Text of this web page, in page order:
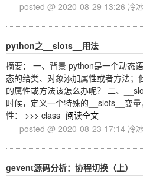
posted @ 2020-08-29 13:26 冷
python之__slots__用法
摘要： 一、背景 python是一个动态
态的给类、对象添加属性或者方法；
的属性或方法该怎么办呢？ 二、
时候，定义一个特殊的__slots__变
性： >>> class 阅读全文
posted @ 2020-08-23 17:14 冷
gevent源码分析：协程切换（上）